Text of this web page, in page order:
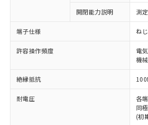
開閉能力説明 測
端子仕様 ね
許容操作頻度
電
機
絶縁抵抗
耐電圧
各
同
(初
ご利用ください。
本サービスは、当社制御
商品の当社在庫状況およ
(税抜)を提供させていただ
当社制御機器事業取扱商
本サービスの対象外とな
ことをご了承ください。
在庫状況および標準価格照
対応予定なし：EU RoHS指令
非含有に非対応の商品で、対応
定はありません。
調査・確認中：EU RoHS指令
非含有の対応状況を調査中また
害物質有無と関係のない商品で
仕入先様の事情により、非含有
いたものが、含有品と判明した
むを得ず変更することがありま
※1 中国RoHS○×表
「○」：最大均質材料含有率が
基準値以下であることを示しま
「×」：最大均質材料含有率が
基準値を超えていることを示し
「－」：未確認です。当社販売部
当社は、これら貴社製品
為替および外国貿易法に定